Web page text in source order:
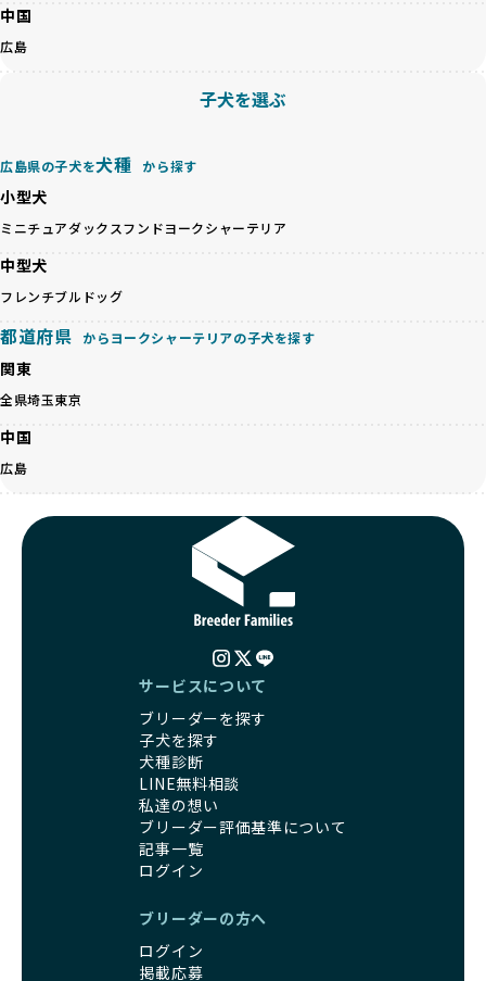
「BreederFamilesのワンちゃんに優しい18の評価基準」は
こちら
BreederFamiliesでは、すべてのブリーダーを書類審査、直
接のヒアリング、現地確認を通じて厳しく評価しています。
ーダー自身の理念や姿勢までも丁寧に確認しています。
さらに、こうした評価結果は透明性を持って公開されている
ため、どのブリーダーを選んでも安心して子犬をお迎えいた
だけます。
す。
量販売、負担の大きい流通構造、劣悪な飼育環境といった課
題に真摯に向き合っています。優良ブリーダーとの直接取引
を促進することで、無駄な命の消費を減らし、命を大切にす
る社会の実現を目指しています。
さらに、売上の一部を保護団体や保護団体を支援する公益法
人へ寄付しています。多くのペット販売業者が、動物福祉へ
の取り組みが不十分であることを理由に寄付を断られる中、
BreederFamiliesはその姿勢が評価され、寄付が実現してい
ます。この活動により、保護が必要なワンちゃんの救済や保
護活動の支援にも貢献しています。
BreederFamiliesのこうした取り組みは、目の前の子犬だけ
でなく、すべてのワンちゃんに優しい未来を創るための大き
な一歩です。ユーザーの皆さんがBreederFamiliesを通じて
身ともに健康に育つための環境づくりに全力を注いでいま
遺伝的なリスクを最小限に抑えた繁殖計画、栄養バランスが
考えられた食事、子犬がのびのびと動ける適度な運動環境、
さらに獣医師と連携した健康管理まで徹底しています。
その結果、BreederFamiliesを通じてお迎えする子犬は、元
気で健康なスタートを切れることが大きな魅力です。
子犬の社会性は、家庭でのしつけをスムーズにする重要なポ
イントです。BreederFamiliesのブリーダーは、母犬や兄弟
犬、人との触れ合いの時間をしっかり確保し、子犬が自然に
コミュニケーション能力を身につけられるよう育てていま
ペットショップやペットオークションは、流通過程でワンち
られるなど、心身に大きな負担がかかります。このような環
ちゃんの社会性や基本的なしつけにも悪影響を与える可能性
ペットショップやオークションを介さずに直接飼い主に渡す
ことを大切にしています。また、彼らはお迎え先を自身で確
認し、ワンちゃんが安心して暮らせる環境を整えるために直
接の引き渡しを基本とします。
一方で、営利優先ブリーダーは、広範囲に販売するためにペ
ットショップやオークションを活用し、子犬の心身への影響
を軽視しがちです。
「ペットショップ等を使わない」の詳細はこちら
近年、「小さくて可愛い」「珍しい毛色」という見た目の特
徴が人気を集め、高値で取引されることが多くなっていま
くありません。極小サイズは骨や心臓に負担がかかりやす
く、レアカラーには遺伝疾患のリスクが高まることがありま
す。
営利優先ブリーダーは、このような流行や需要に応じて無理
な繁殖を行いがちです。小柄な母犬を繁殖に多用して体に負
担をかけたり、子犬を小さく見せるために食事を減らすな
ど、健康を犠牲にした管理がされることもあります。このよ
うな方法では、ワンちゃんの免疫力や体力が低下し、飼い主
にとっても将来的な医療費やケアの負担が増える恐れがあり
優良ブリーダーは、こうした流行に流されず、ワンちゃんの
健康を最優先に考えています。特に小さいワンちゃんやレア
カラーの子犬を販売する場合は、健康リスクを十分に理解
し、飼い主にそのリスクについて丁寧に説明しています。食
事管理もしっかり行い、成長に必要な栄養を確保するなど、
ワンちゃんの健康を第一にした繁殖を心がけています。
「見た目以上に健康重視」の詳細はこちら
引退犬とは、繁殖期を終えたワンちゃんたちのことを指しま
を願っています。よって、引退後も自宅で飼育を続けるか、
信頼できる相手に譲渡するなど、ワンちゃんが幸せに暮らせ
るように配慮します。
中国
広島
子犬を選ぶ
広島県の子犬を犬種 から探す
小型犬
ミニチュアダックスフンドヨークシャーテリア
中型犬
フレンチブルドッグ
都道府県 からヨークシャーテリアの子犬を探す
関東
全県埼玉東京
中国
広島
サービスについて
ブリーダーを探す
子犬を探す
犬種診断
LINE無料相談
私達の想い
ブリーダー評価基準について
記事一覧
ログイン
ブリーダーの方へ
ログイン
掲載応募